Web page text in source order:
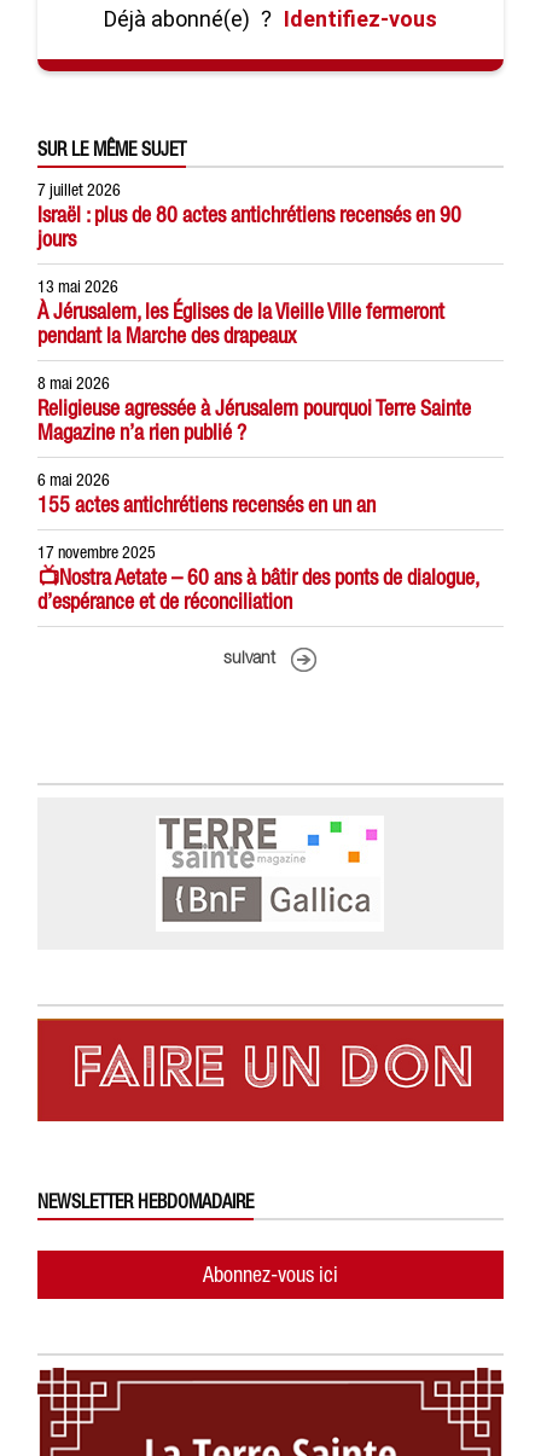
Déjà abonné(e) ? Identifiez-vous
SUR LE MÊME SUJET
7 juillet 2026
Israël : plus de 80 actes antichrétiens recensés en 90
jours
13 mai 2026
À Jérusalem, les Églises de la Vieille Ville fermeront
pendant la Marche des drapeaux
8 mai 2026
Religieuse agressée à Jérusalem pourquoi Terre Sainte
Magazine n’a rien publié ?
6 mai 2026
155 actes antichrétiens recensés en un an
17 novembre 2025
📺Nostra Aetate – 60 ans à bâtir des ponts de dialogue,
d’espérance et de réconciliation
suivant
NEWSLETTER HEBDOMADAIRE
Abonnez-vous ici